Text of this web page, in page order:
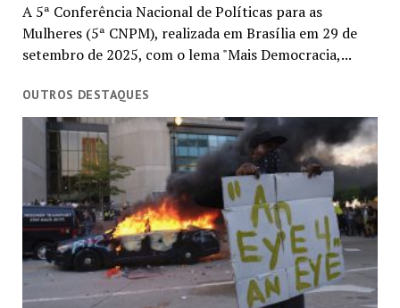
A 5ª Conferência Nacional de Políticas para as
Mulheres (5ª CNPM), realizada em Brasília em 29 de
setembro de 2025, com o lema "Mais Democracia,...
OUTROS DESTAQUES